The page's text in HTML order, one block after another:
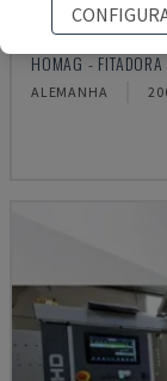
OPTIMAT
HOMAG - FITADORA
ALEMANHA